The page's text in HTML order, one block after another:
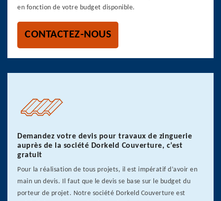
en fonction de votre budget disponible.
CONTACTEZ-NOUS
Demandez votre devis pour travaux de zinguerie
auprès de la société Dorkeld Couverture, c’est
gratuit
Pour la réalisation de tous projets, il est impératif d’avoir en
main un devis. Il faut que le devis se base sur le budget du
porteur de projet. Notre société Dorkeld Couverture est